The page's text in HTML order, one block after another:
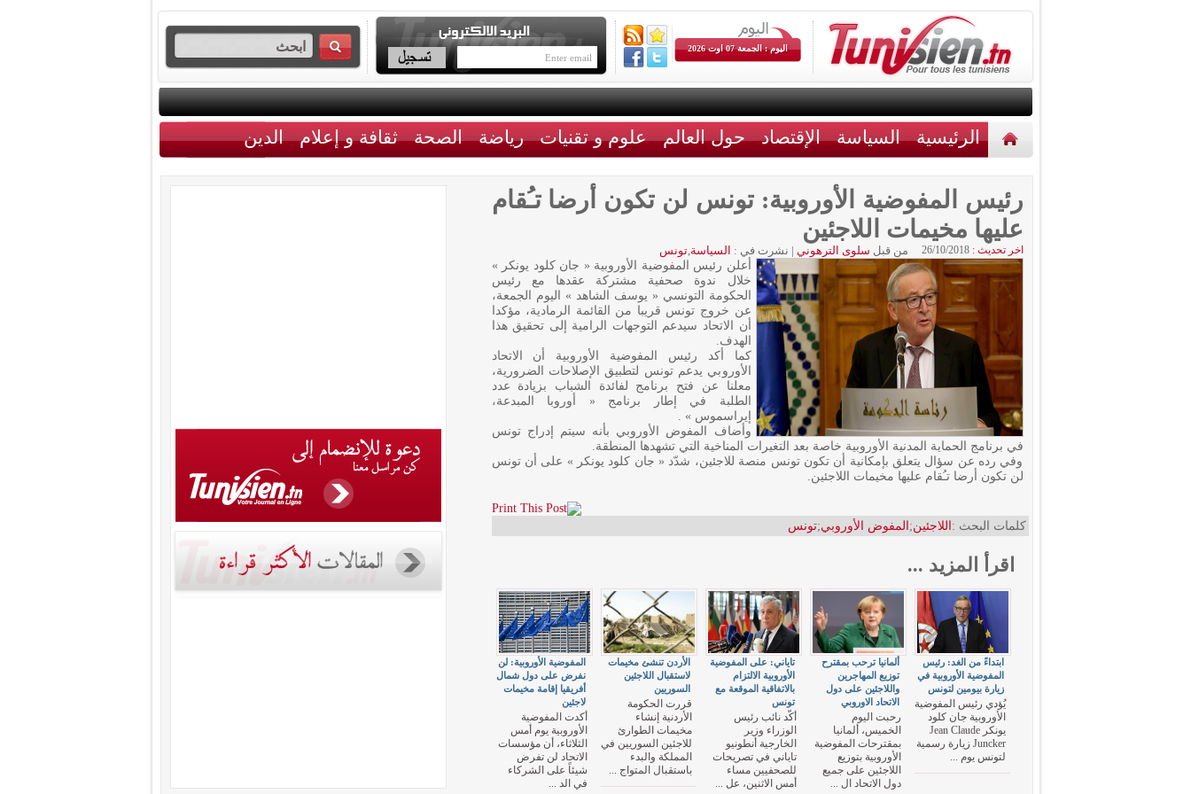
اليوم : الجمعة 07 اوت 2026
الرئيسية السياسة الإقتصاد حول العالم علوم و تقنيات رياضة الصحة ثقافة و إعلام الدين
رئيس المفوضية الأوروبية: تونس لن تكون أرضا تـُقام
عليها مخيمات اللاجئين
اخر تحديث : 26/10/2018 من قبل سلوى الترهوني | نشرت في : السياسة,تونس
أعلن رئيس المفوضية الأوروبية « جان كلود يونكر »
خلال ندوة صحفية مشتركة عقدها مع رئيس
الحكومة التونسي « يوسف الشاهد » اليوم الجمعة،
عن خروج تونس قريبا من القائمة الرمادية، مؤكدا
أن الاتحاد سيدعم التوجهات الرامية إلى تحقيق هذا
الهدف.
كما أكد رئيس المفوضية الأوروبية أن الاتحاد
الأوروبي يدعم تونس لتطبيق الإصلاحات الضرورية،
معلنا عن فتح برنامج لفائدة الشباب بزيادة عدد
الطلبة في إطار برنامج « أوروبا المبدعة،
إيراسموس » .
وأضاف المفوض الأوروبي بأنه سيتم إدراج تونس
في برنامج الحماية المدنية الأوروبية خاصة بعد التغيرات المناخية التي تشهدها المنطقة.
وفي رده عن سؤال يتعلق بإمكانية أن تكون تونس منصة للاجئين، شدّد « جان كلود يونكر » على أن تونس
لن تكون أرضا تـُقام عليها مخيمات اللاجئين.
كلمات البحث : اللاجئين; المفوض الأوروبي;تونس
اقرأ المزيد ...
المفوضية الأوروبية: لن
نفرض على دول شمال
أفريقيا إقامة مخيمات
لاجئين
أكدت المفوضية
الأوروبية يوم أمس
الثلاثاء، أن مؤسسات
الاتحاد لن تفرض
شيئاً على الشركاء
في الد ...
الأردن تنشئ مخيمات
لاستقبال اللاجئين
السوريين
قررت الحكومة
الأردنية إنشاء
مخيمات الطوارئ
للاجئين السوريين في
المملكة والبدء
باستقبال المتواج ...
تاياني: على المفوضية
الأوروبية الالتزام
بالاتفاقية الموقعة مع
تونس
أكّد نائب رئيس
الوزراء وزير
الخارجية أنطونيو
تاياني في تصريحات
للصحفيين مساء
أمس الاثنين، عل ...
ألمانيا ترحب بمقترح
توزيع المهاجرين
واللاجئين على دول
الاتحاد الاوروبي
رحبت اليوم
الخميس، ألمانيا
بمقترحات المفوضية
الأوروبية بتوزيع
اللاجئين على جميع
دول الاتحاد ال ...
ابتداءً من الغد: رئيس
المفوضية الأوروبية في
زيارة بيومين لتونس
يُؤدي رئيس المفوضية
الأوروبية جان كلود
يونكر Jean Claude
Juncker زيارة رسمية
لتونس يوم ...